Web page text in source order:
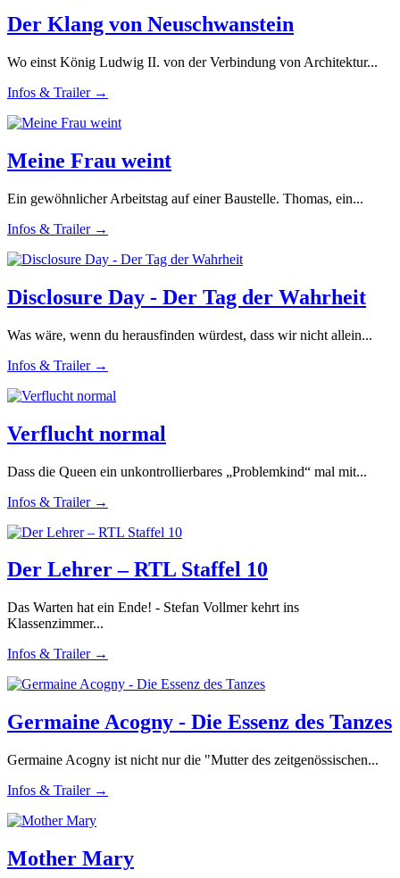
Der Klang von Neuschwanstein
Wo einst König Ludwig II. von der Verbindung von Architektur...
Infos & Trailer →
Meine Frau weint
Ein gewöhnlicher Arbeitstag auf einer Baustelle. Thomas, ein...
Infos & Trailer →
Disclosure Day - Der Tag der Wahrheit
Was wäre, wenn du herausfinden würdest, dass wir nicht allein...
Infos & Trailer →
Verflucht normal
Dass die Queen ein unkontrollierbares „Problemkind“ mal mit...
Infos & Trailer →
Der Lehrer – RTL Staffel 10
Das Warten hat ein Ende! - Stefan Vollmer kehrt ins
Klassenzimmer...
Infos & Trailer →
Germaine Acogny - Die Essenz des Tanzes
Germaine Acogny ist nicht nur die "Mutter des zeitgenössischen...
Infos & Trailer →
Mother Mary